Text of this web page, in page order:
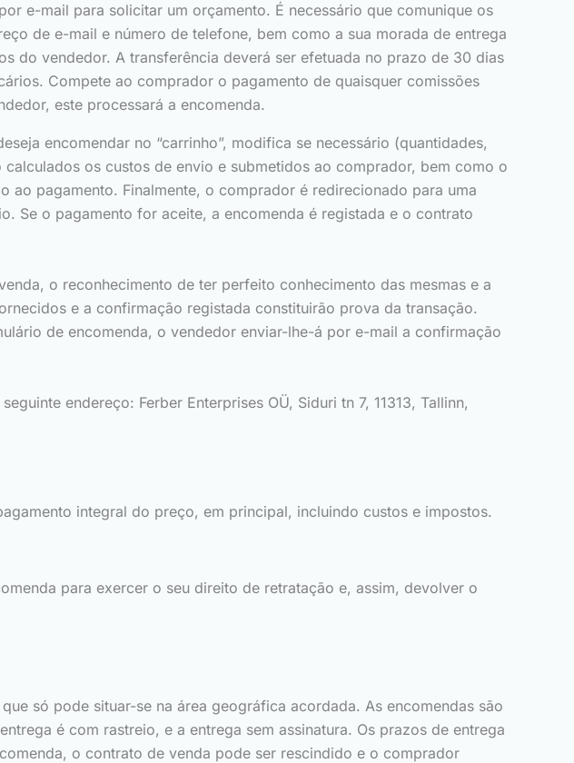
e-mail para solicitar um orçamento. É necessário que comunique os
de e-mail e número de telefone, bem como a sua morada de entrega
do vendedor. A transferência deverá ser efetuada no prazo de 30 dias
Compete ao comprador o pagamento de quaisquer comissões
este processará a encomenda.
encomendar no “carrinho”, modifica se necessário (quantidades,
os custos de envio e submetidos ao comprador, bem como o
pagamento. Finalmente, o comprador é redirecionado para uma
Se o pagamento for aceite, a encomenda é registada e o contrato
o reconhecimento de ter perfeito conhecimento das mesmas e a
e a confirmação registada constituirão prova da transação.
de encomenda, o vendedor enviar-lhe-á por e-mail a confirmação
endereço: Ferber Enterprises OÜ, Siduri tn 7, 11313, Tallinn,
integral do preço, em principal, incluindo custos e impostos.
para exercer o seu direito de retratação e, assim, devolver o
só pode situar-se na área geográfica acordada. As encomendas são
é com rastreio, e a entrega sem assinatura. Os prazos de entrega
o contrato de venda pode ser rescindido e o comprador